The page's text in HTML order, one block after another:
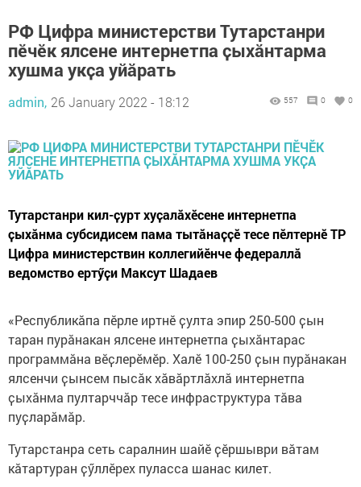
РФ Цифра министерстви Тутарстанри
пӗчӗк ялсене интернетпа ҫыхӑнтарма
хушма укҫа уйӑрать
admin, 26 January 2022 - 18:12 557 0 0
Тутарстанри кил-ҫурт хуҫалӑхӗсене интернетпа
ҫыхӑнма субсидисем пама тытӑнаҫҫӗ тесе пӗлтернӗ ТР
Цифра министерствин коллегийӗнче федераллӑ
ведомство ертӳҫи Максут Шадаев
«Республикӑпа пӗрле иртнӗ ҫулта эпир 250-500 ҫын
таран пурӑнакан ялсене интернетпа ҫыхӑнтарас
программӑна вӗҫлерӗмӗр. Халӗ 100-250 ҫын пурӑнакан
ялсенчи ҫынсем пысӑк хӑвӑртлӑхлӑ интернетпа
ҫыхӑнма пултарччӑр тесе инфраструктура тӑва
пуҫларӑмӑр.
Тутарстанра сеть саралнин шайӗ ҫӗршыври вӑтам
кӑтартуран ҫӳллӗрех пуласса шанас килет.